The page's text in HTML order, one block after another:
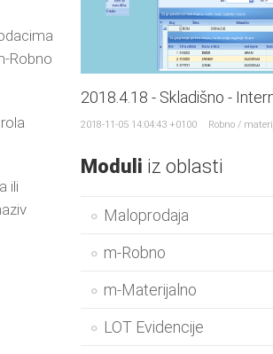
2018.4.18 - Skladišno -
2018-11-05 14:04:43 +0100 Robno /
Moduli iz oblasti
Maloprodaja
m-Robno
m-Materijalno
LOT Evidencije
Robno
ili